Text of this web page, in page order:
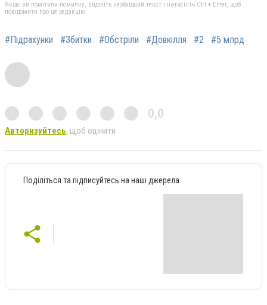
Якщо ви помітили помилку, виділіть необхідний текст і натисніть Ctrl + Enter, щоб
повідомити про це редакцію
#Підрахунки #Збитки #Обстріли #Довкілля #2 #5 млрд
0,0
Авторизуйтесь, щоб оцінити
Поділіться та підписуйтесь на наші джерела